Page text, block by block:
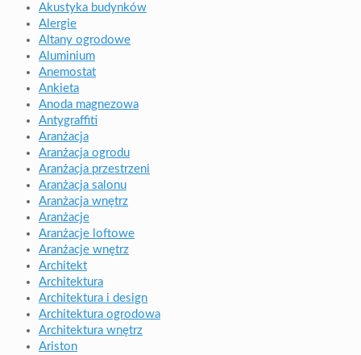
Akustyka budynków
Alergie
Altany ogrodowe
Aluminium
Anemostat
Ankieta
Anoda magnezowa
Antygraffiti
Aranżacja
Aranżacja ogrodu
Aranżacja przestrzeni
Aranżacja salonu
Aranżacja wnętrz
Aranżacje
Aranżacje loftowe
Aranżacje wnętrz
Architekt
Architektura
Architektura i design
Architektura ogrodowa
Architektura wnętrz
Ariston